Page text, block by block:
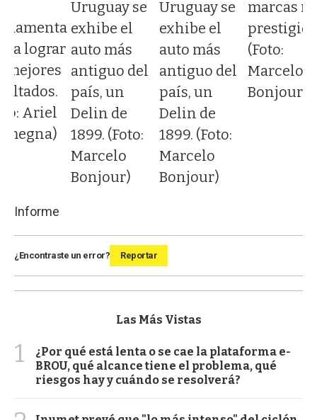
lograr
mejores
Ariel
Uruguay se
exhibe el
auto más
antiguo del
país, un
Delin de
1899. (Foto:
Marcelo
Bonjour)
Uruguay se
exhibe el
auto más
antiguo del
país, un
Delin de
1899. (Foto:
Marcelo
Bonjour)
marcas
(Foto:
Marcelo
Bonjour)
Informe
¿Encontraste un error? Reportar
Las Más Vistas
1
¿Por qué está lenta o se cae la plataforma e-
BROU, qué alcance tiene el problema, qué
riesgos hay y cuándo se resolverá?